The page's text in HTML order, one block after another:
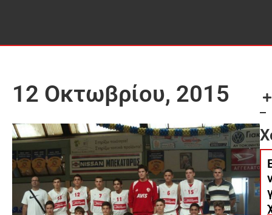
12 Οκτωβρίου, 2015